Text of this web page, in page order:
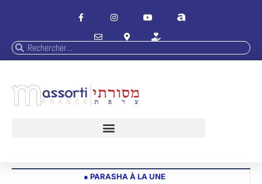
● PARASHA À LA UNE